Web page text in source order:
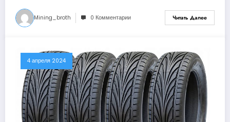
Mining_broth 0 Комментарии Читать Далее
4 апреля 2024